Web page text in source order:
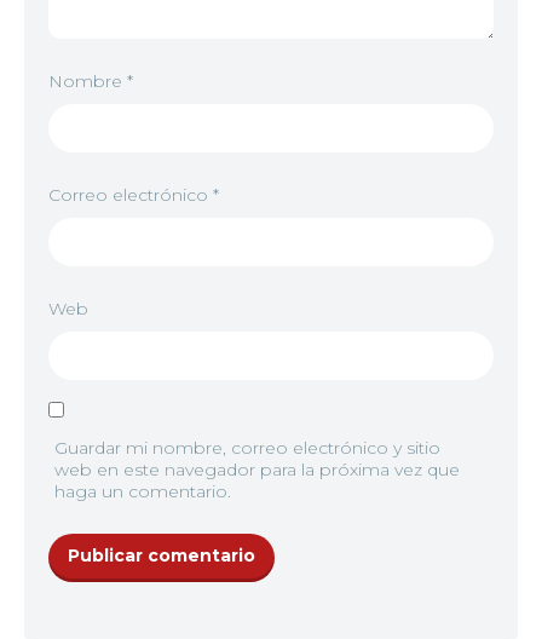
Nombre *
Correo electrónico *
Web
Guardar mi nombre, correo electrónico y sitio
web en este navegador para la próxima vez que
haga un comentario.